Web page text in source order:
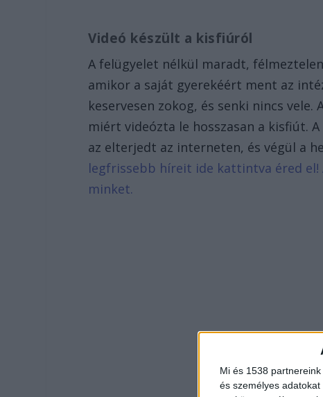
Mi és 1538
és személyes
Videó készült a kisfiúról
A felügyelet nélkül maradt,
amikor a saját gyerekéért ment az
keservesen zokog, és senki nincs vele.
miért videózta le hosszasan a kisfiút.
az elterjedt az interneten, és végül a
legfrissebb híreit ide kattintva éred el!
minket.